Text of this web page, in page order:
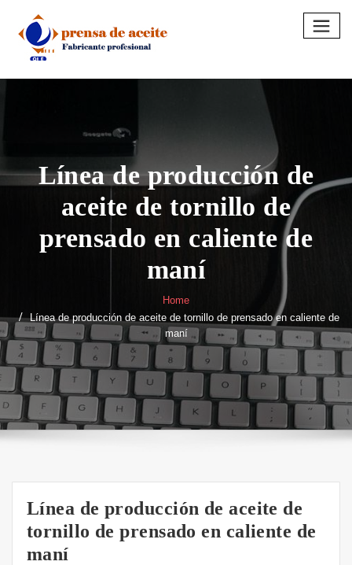
content
Línea de producción de
aceite de tornillo de
prensado en caliente de
maní
Home
Línea de producción de aceite de tornillo de prensado en caliente de
maní
Línea de producción de aceite de
tornillo de prensado en caliente de
maní